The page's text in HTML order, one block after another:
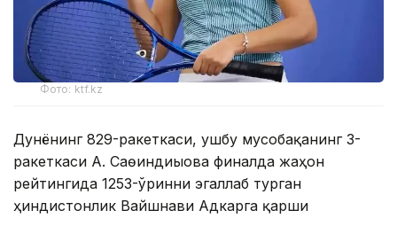
Фото: ktf.kz
Дунёнинг 829-ракеткаси, ушбу мусобақанинг 3-
ракеткаси А. Саөиндиыова финалда жаҳон
рейтингида 1253-ўринни эгаллаб турган
ҳиндистонлик Вайшнави Адкарга қарши